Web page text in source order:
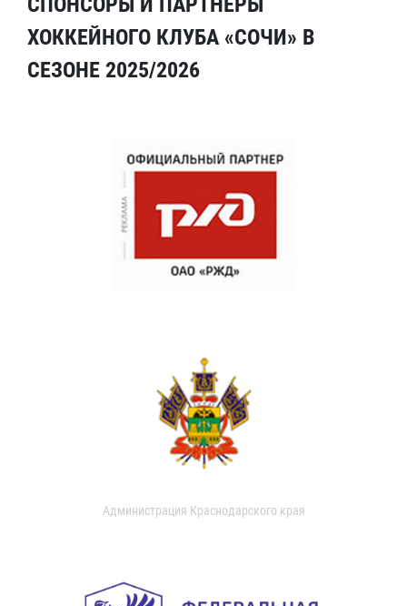
ХОККЕЙНОГО КЛУБА «СОЧИ» В
СЕЗОНЕ 2025/2026
Администрация Краснодарского края